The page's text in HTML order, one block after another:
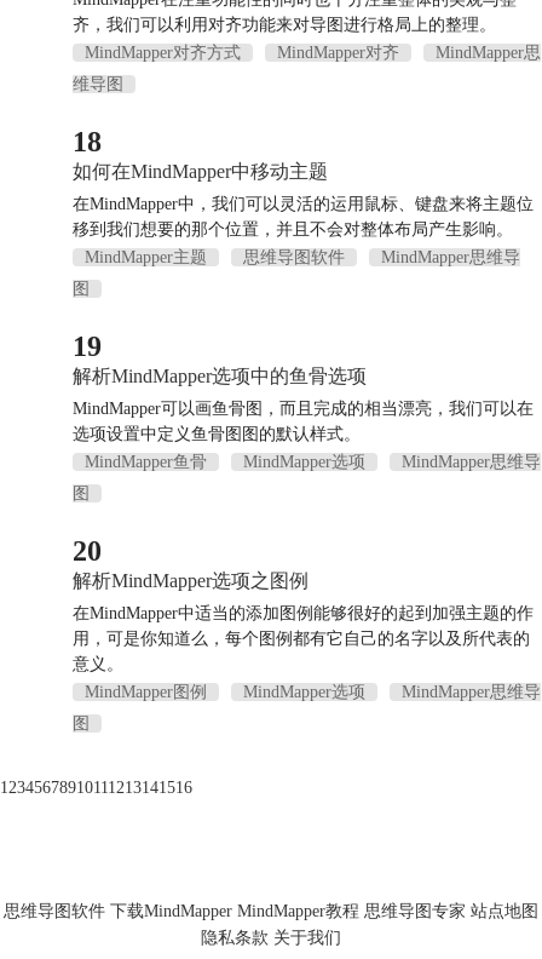
齐，我们可以利用对齐功能来对导图进行格局上的整理。
MindMapper对齐方式
MindMapper对齐
MindMapper思
维导图
18
如何在MindMapper中移动主题
在MindMapper中，我们可以灵活的运用鼠标、键盘来将主题位
移到我们想要的那个位置，并且不会对整体布局产生影响。
MindMapper主题
思维导图软件
MindMapper思维导
图
19
解析MindMapper选项中的鱼骨选项
MindMapper可以画鱼骨图，而且完成的相当漂亮，我们可以在
选项设置中定义鱼骨图图的默认样式。
MindMapper鱼骨
MindMapper选项
MindMapper思维导
图
20
解析MindMapper选项之图例
在MindMapper中适当的添加图例能够很好的起到加强主题的作
用，可是你知道么，每个图例都有它自己的名字以及所代表的
意义。
MindMapper图例
MindMapper选项
MindMapper思维导
图
12345678910111213141516
思维导图软件 下载MindMapper MindMapper教程 思维导图专家 站点地图
隐私条款 关于我们